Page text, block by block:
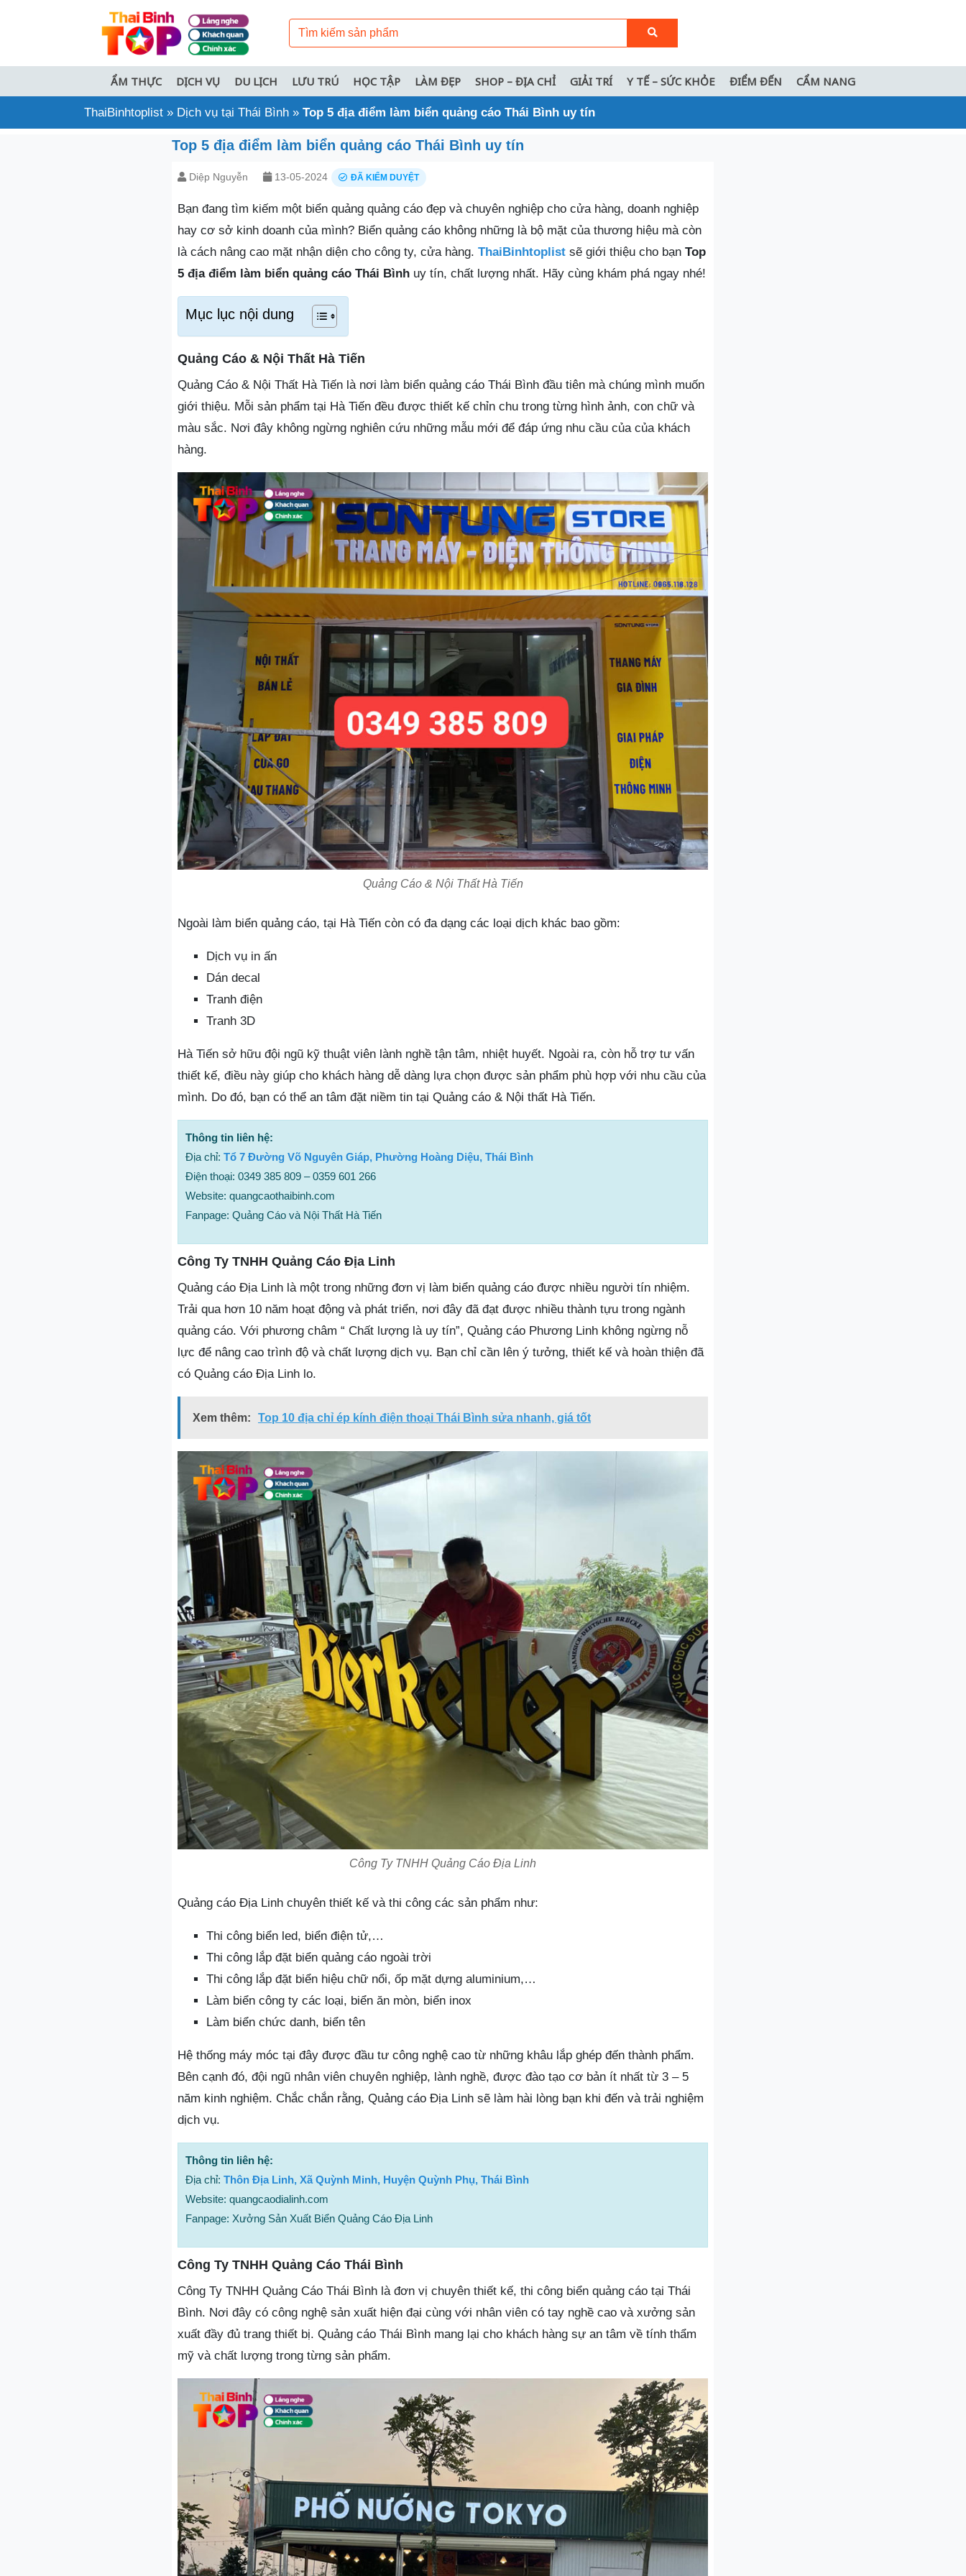
ẨM THỰC DỊCH VỤ DU LỊCH LƯU TRÚ HỌC TẬP LÀM ĐẸP SHOP – ĐỊA CHỈ GIẢI TRÍ Y TẾ – SỨC KHỎE ĐIỂM ĐẾN CẨM NANG
ThaiBinhtoplist » Dịch vụ tại Thái Bình » Top 5 địa điểm làm biển quảng cáo Thái Bình uy tín
Top 5 địa điểm làm biển quảng cáo Thái Bình uy tín
Diệp Nguyễn 13-05-2024 ĐÃ KIỂM DUYỆT
Bạn đang tìm kiếm một biển quảng quảng cáo đẹp và chuyên nghiệp cho cửa hàng, doanh nghiệp
hay cơ sở kinh doanh của mình? Biển quảng cáo không những là bộ mặt của thương hiệu mà còn
là cách nâng cao mặt nhận diện cho công ty, cửa hàng. ThaiBinhtoplist sẽ giới thiệu cho bạn Top
5 địa điểm làm biển quảng cáo Thái Bình uy tín, chất lượng nhất. Hãy cùng khám phá ngay nhé!
Mục lục nội dung
Quảng Cáo & Nội Thất Hà Tiến
Quảng Cáo & Nội Thất Hà Tiến là nơi làm biển quảng cáo Thái Bình đầu tiên mà chúng mình muốn
giới thiệu. Mỗi sản phẩm tại Hà Tiến đều được thiết kế chỉn chu trong từng hình ảnh, con chữ và
màu sắc. Nơi đây không ngừng nghiên cứu những mẫu mới để đáp ứng nhu cầu của của khách
hàng.
Quảng Cáo & Nội Thất Hà Tiến
Ngoài làm biển quảng cáo, tại Hà Tiến còn có đa dạng các loại dịch khác bao gồm:
Dịch vụ in ấn
Dán decal
Tranh điện
Tranh 3D
Hà Tiến sở hữu đội ngũ kỹ thuật viên lành nghề tận tâm, nhiệt huyết. Ngoài ra, còn hỗ trợ tư vấn
thiết kế, điều này giúp cho khách hàng dễ dàng lựa chọn được sản phẩm phù hợp với nhu cầu của
mình. Do đó, bạn có thể an tâm đặt niềm tin tại Quảng cáo & Nội thất Hà Tiến.
Thông tin liên hệ:
Địa chỉ: Tổ 7 Đường Võ Nguyên Giáp, Phường Hoàng Diệu, Thái Bình
Điện thoại: 0349 385 809 – 0359 601 266
Website: quangcaothaibinh.com
Fanpage: Quảng Cáo và Nội Thất Hà Tiến
Công Ty TNHH Quảng Cáo Địa Linh
Quảng cáo Địa Linh là một trong những đơn vị làm biển quảng cáo được nhiều người tín nhiệm.
Trải qua hơn 10 năm hoạt động và phát triển, nơi đây đã đạt được nhiều thành tựu trong ngành
quảng cáo. Với phương châm “ Chất lượng là uy tín”, Quảng cáo Phương Linh không ngừng nỗ
lực để nâng cao trình độ và chất lượng dịch vụ. Bạn chỉ cần lên ý tưởng, thiết kế và hoàn thiện đã
có Quảng cáo Địa Linh lo.
Xem thêm: Top 10 địa chỉ ép kính điện thoại Thái Bình sửa nhanh, giá tốt
Công Ty TNHH Quảng Cáo Địa Linh
Quảng cáo Địa Linh chuyên thiết kế và thi công các sản phẩm như:
Thi công biển led, biển điện tử,…
Thi công lắp đặt biển quảng cáo ngoài trời
Thi công lắp đặt biển hiệu chữ nổi, ốp mặt dựng aluminium,…
Làm biển công ty các loại, biển ăn mòn, biển inox
Làm biển chức danh, biển tên
Hệ thống máy móc tại đây được đầu tư công nghệ cao từ những khâu lắp ghép đến thành phẩm.
Bên cạnh đó, đội ngũ nhân viên chuyên nghiệp, lành nghề, được đào tạo cơ bản ít nhất từ 3 – 5
năm kinh nghiệm. Chắc chắn rằng, Quảng cáo Địa Linh sẽ làm hài lòng bạn khi đến và trải nghiệm
dịch vụ.
Thông tin liên hệ:
Địa chỉ: Thôn Địa Linh, Xã Quỳnh Minh, Huyện Quỳnh Phụ, Thái Bình
Website: quangcaodialinh.com
Fanpage: Xưởng Sản Xuất Biển Quảng Cáo Địa Linh
Công Ty TNHH Quảng Cáo Thái Bình
Công Ty TNHH Quảng Cáo Thái Bình là đơn vị chuyên thiết kế, thi công biển quảng cáo tại Thái
Bình. Nơi đây có công nghệ sản xuất hiện đại cùng với nhân viên có tay nghề cao và xưởng sản
xuất đầy đủ trang thiết bị. Quảng cáo Thái Bình mang lại cho khách hàng sự an tâm về tính thẩm
mỹ và chất lượng trong từng sản phẩm.